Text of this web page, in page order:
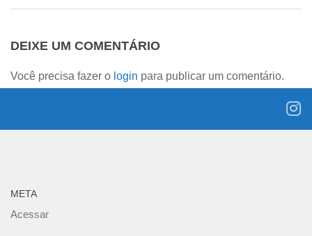
DEIXE UM COMENTÁRIO
Você precisa fazer o login para publicar um comentário.
META
Acessar